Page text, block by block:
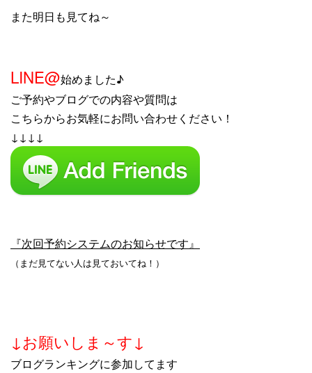
また明日も見てね～
LINE@始めました♪
ご予約やブログでの内容や質問は
こちらからお気軽にお問い合わせください！
↓↓↓↓
『次回予約システムのお知らせです』
（まだ見てない人は見ておいてね！）
↓お願いしま～す↓
ブログランキングに参加してます